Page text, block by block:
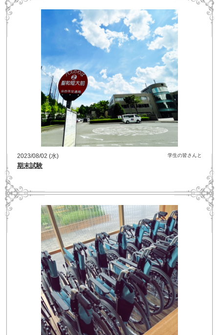
2023/08/02 (水) 学生の皆さんと
期末試験